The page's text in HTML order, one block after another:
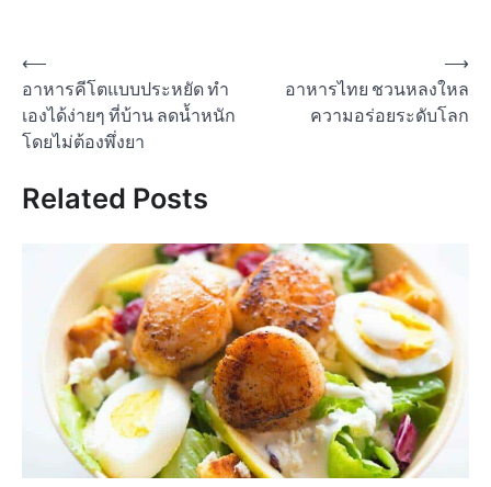
Post
navigation
⟵
อาหารคีโตแบบประหยัด ทำ
เองได้ง่ายๆ ที่บ้าน ลดน้ำหนัก
โดยไม่ต้องพึ่งยา
อาหารไทย ชวนหลงใหล
ความอร่อยระดับโลก
⟶
Related Posts